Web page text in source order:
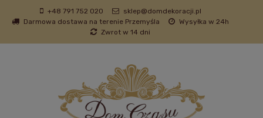
+48 791 752 020
sklep@domdekoracji.pl
Darmowa dostawa na terenie Przemyśla
Wysyłka w 24h
Zwrot w 14 dni